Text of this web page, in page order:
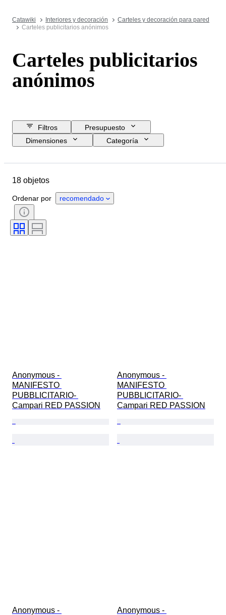
Catawiki Interiores y decoración
Carteles y decoración para pared
Carteles publicitarios anónimos
Carteles publicitarios
anónimos
Filtros
Presupuesto
Dimensiones
Categoría
País de origen
Tema
Creador
18 objetos
Ordenar por recomendado
Anonymous -
MANIFESTO
PUBBLICITARIO-
Campari RED PASSION
Anonymous -
MANIFESTO
PUBBLICITARIO-
Campari RED PASSION
Anonymous -
Anonymous -